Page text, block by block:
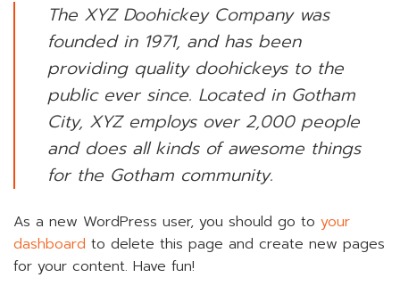
The XYZ Doohickey Company was
founded in 1971, and has been
providing quality doohickeys to the
public ever since. Located in Gotham
City, XYZ employs over 2,000 people
and does all kinds of awesome things
for the Gotham community.
As a new WordPress user, you should go to your
dashboard to delete this page and create new pages
for your content. Have fun!